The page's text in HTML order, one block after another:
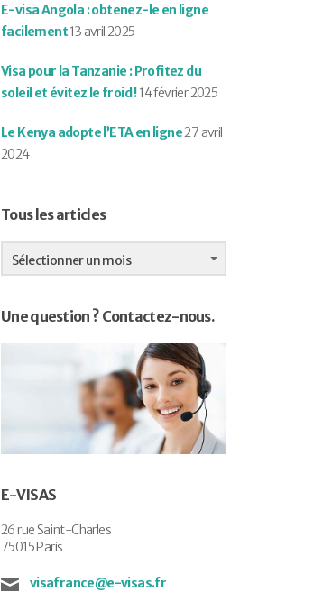
E-visa Angola : obtenez-le en ligne
facilement13 avril 2025
Visa pour la Tanzanie : Profitez du
soleil et évitez le froid !14 février 2025
Le Kenya adopte l’ETA en ligne27 avril
2024
Tous les articles
Tous
les
articles
Sélectionner un mois
Une question ? Contactez-nous.
E-VISAS
26 rue Saint-Charles
75015 Paris
visafrance@e-visas.fr